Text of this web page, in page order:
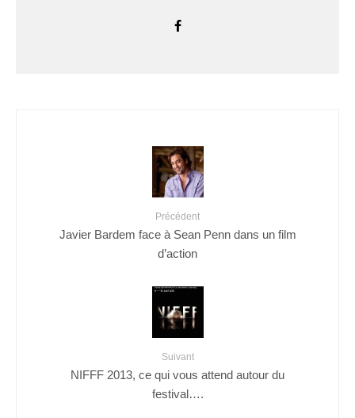
Précédent
Javier Bardem face à Sean Penn dans un film
d’action
Suivant
NIFFF 2013, ce qui vous attend autour du
festival….